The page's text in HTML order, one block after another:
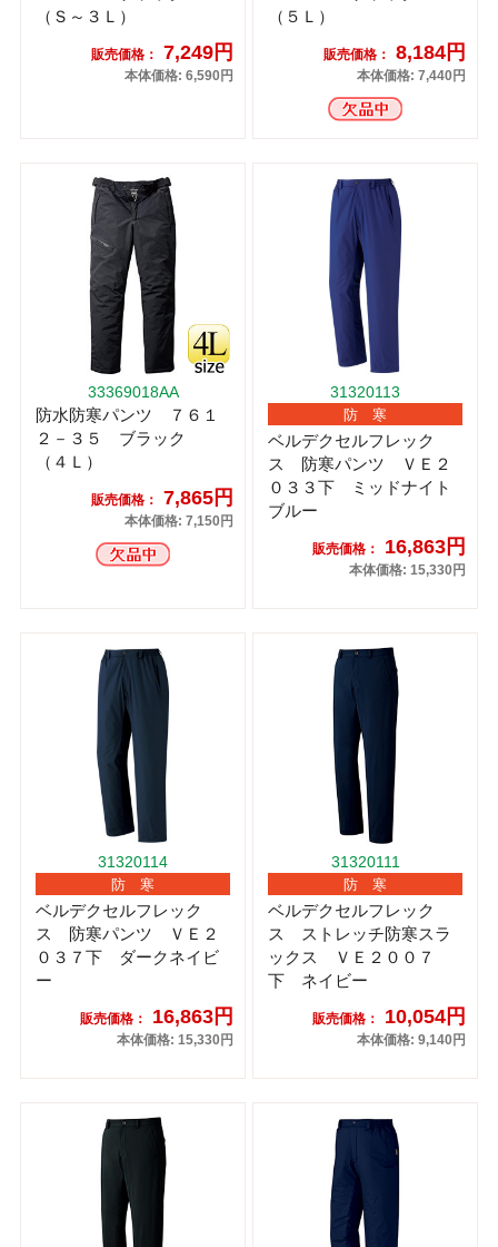
（Ｓ～３Ｌ）
販売価格： 7,249円
本体価格: 6,590円
（５Ｌ）
販売価格： 8,184円
本体価格: 7,440円
33369018AA
防水防寒パンツ ７６１
２－３５ ブラック
（４Ｌ）
販売価格： 7,865円
本体価格: 7,150円
31320113
防 寒
ベルデクセルフレック
ス 防寒パンツ ＶＥ２
０３３下 ミッドナイト
ブルー
販売価格： 16,863円
本体価格: 15,330円
31320114
防 寒
ベルデクセルフレック
ス 防寒パンツ ＶＥ２
０３７下 ダークネイビ
ー
販売価格： 16,863円
本体価格: 15,330円
31320111
防 寒
ベルデクセルフレック
ス ストレッチ防寒スラ
ックス ＶＥ２００７
下 ネイビー
販売価格： 10,054円
本体価格: 9,140円